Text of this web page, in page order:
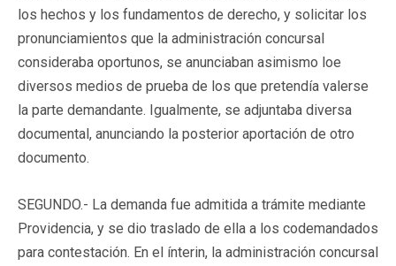
los hechos y los fundamentos de derecho, y solicitar los
pronunciamientos que la administración concursal
consideraba oportunos, se anunciaban asimismo loe
diversos medios de prueba de los que pretendía valerse
la parte demandante. Igualmente, se adjuntaba diversa
documental, anunciando la posterior aportación de otro
documento.
SEGUNDO.- La demanda fue admitida a trámite mediante
Providencia, y se dio traslado de ella a los codemandados
para contestación. En el ínterin, la administración concursal